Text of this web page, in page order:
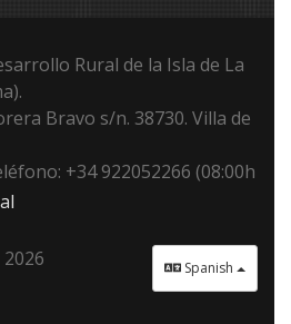
Rural de la Isla de La
Bravo s/n. 38730. Villa de
+34 922052266 (08:00h
Spanish